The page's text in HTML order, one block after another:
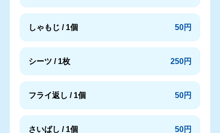
しゃもじ / 1個 50円
シーツ / 1枚 250円
フライ返し / 1個 50円
さいばし / 1個 50円